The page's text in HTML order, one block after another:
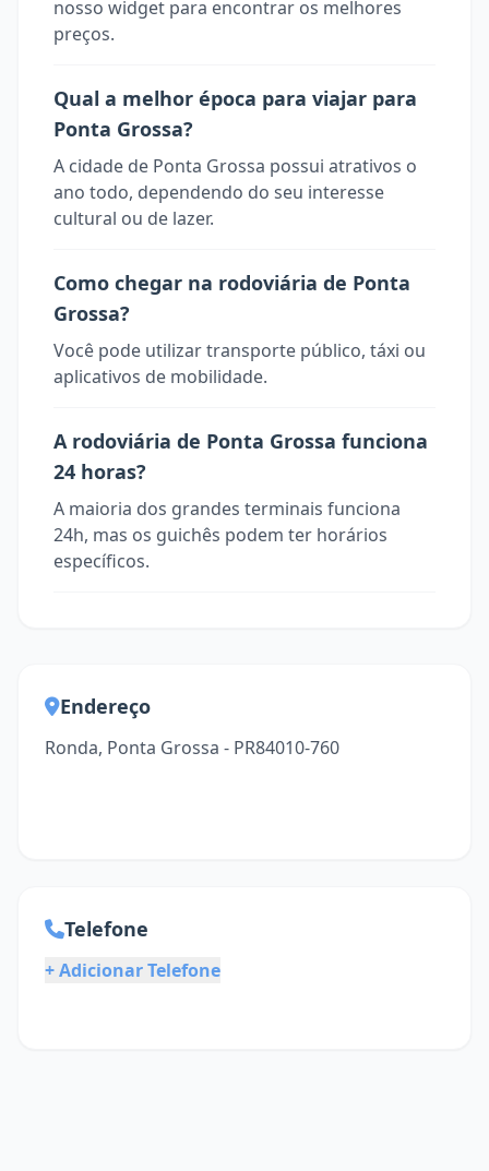
nosso widget para encontrar os melhores
preços.
Qual a melhor época para viajar para
Ponta Grossa?
A cidade de Ponta Grossa possui atrativos o
ano todo, dependendo do seu interesse
cultural ou de lazer.
Como chegar na rodoviária de Ponta
Grossa?
Você pode utilizar transporte público, táxi ou
aplicativos de mobilidade.
A rodoviária de Ponta Grossa funciona
24 horas?
A maioria dos grandes terminais funciona
24h, mas os guichês podem ter horários
específicos.
Endereço
Ronda, Ponta Grossa - PR84010-760
Telefone
+ Adicionar Telefone